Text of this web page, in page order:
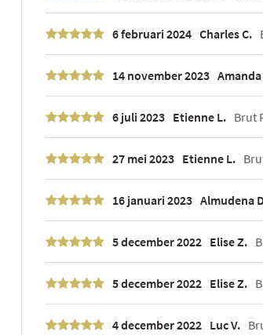
6 februari 2024 Charles C.
14 november 2023 Amanda
6 juli 2023 Etienne L. Brut
27 mei 2023 Etienne L.
16 januari 2023 Almudena
5 december 2022 Elise Z.
5 december 2022 Elise Z.
4 december 2022 Luc V.